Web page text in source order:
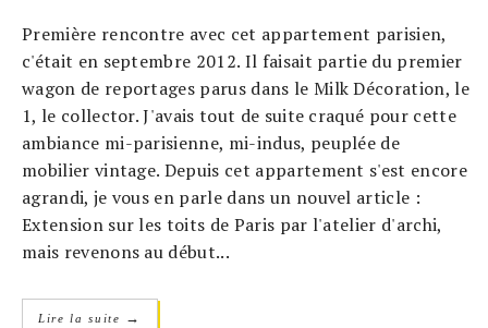
Première rencontre avec cet appartement parisien,
c'était en septembre 2012. Il faisait partie du premier
wagon de reportages parus dans le Milk Décoration, le
1, le collector. J'avais tout de suite craqué pour cette
ambiance mi-parisienne, mi-indus, peuplée de
mobilier vintage. Depuis cet appartement s'est encore
agrandi, je vous en parle dans un nouvel article :
Extension sur les toits de Paris par l'atelier d'archi,
mais revenons au début...
Lire la suite →